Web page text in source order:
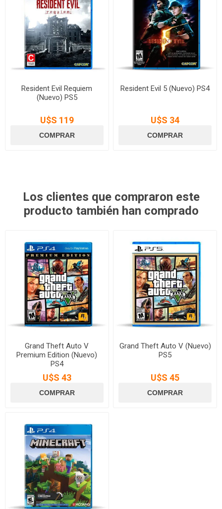
Resident Evil Requiem
(Nuevo) PS5
U$S 119
Resident Evil 5 (Nuevo) PS4
U$S 34
Los clientes que compraron este
producto también han comprado
Grand Theft Auto V
Premium Edition (Nuevo)
PS4
U$S 43
Grand Theft Auto V (Nuevo)
PS5
U$S 45